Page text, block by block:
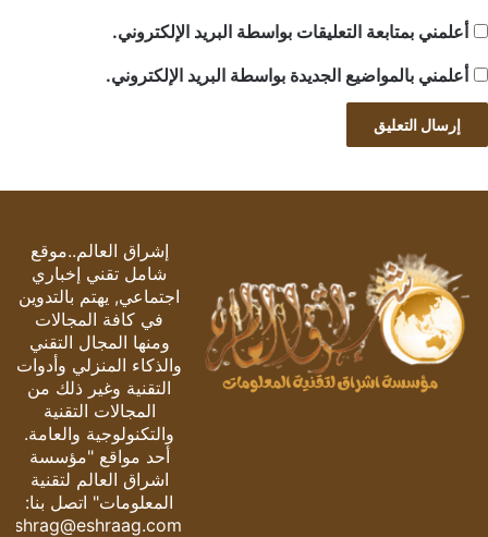
أعلمني بمتابعة التعليقات بواسطة البريد الإلكتروني.
أعلمني بالمواضيع الجديدة بواسطة البريد الإلكتروني.
إشراق العالم..موقع
شامل تقني إخباري
اجتماعي, يهتم بالتدوين
في كافة المجالات
ومنها المجال التقني
والذكاء المنزلي وأدوات
التقنية وغير ذلك من
المجالات التقنية
والتكنولوجية والعامة.
أحد مواقع "مؤسسة
اشراق العالم لتقنية
المعلومات" اتصل بنا:
eshrag@eshraag.com